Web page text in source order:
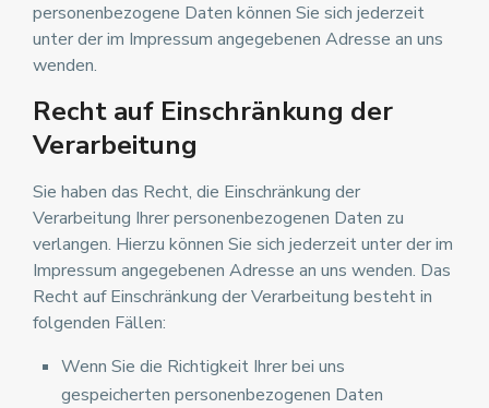
personenbezogene Daten können Sie sich jederzeit
unter der im Impressum angegebenen Adresse an uns
wenden.
Recht auf Einschränkung der
Verarbeitung
Sie haben das Recht, die Einschränkung der
Verarbeitung Ihrer personenbezogenen Daten zu
verlangen. Hierzu können Sie sich jederzeit unter der im
Impressum angegebenen Adresse an uns wenden. Das
Recht auf Einschränkung der Verarbeitung besteht in
folgenden Fällen:
Wenn Sie die Richtigkeit Ihrer bei uns
gespeicherten personenbezogenen Daten